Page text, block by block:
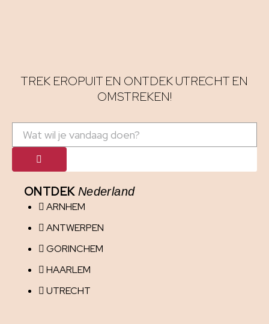
TREK EROPUIT EN ONTDEK UTRECHT EN
OMSTREKEN!
ONTDEK Nederland
ARNHEM
ANTWERPEN
GORINCHEM
HAARLEM
UTRECHT